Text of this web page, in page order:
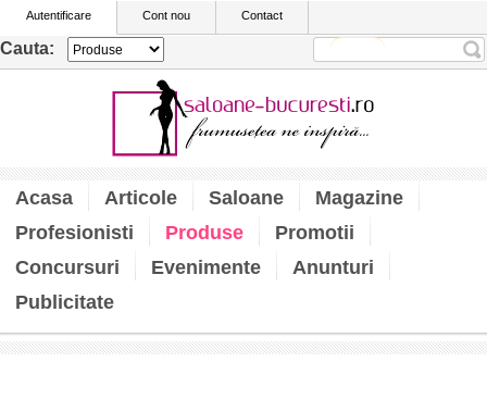
Autentificare Cont nou Contact
Cauta:
Acasa Articole Saloane
Magazine
Profesionisti
Produse
Promotii
Concursuri
Evenimente
Anunturi
Publicitate